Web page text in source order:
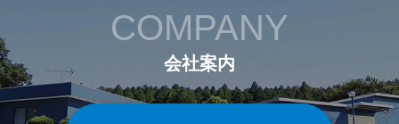
COMPANY
会社案内